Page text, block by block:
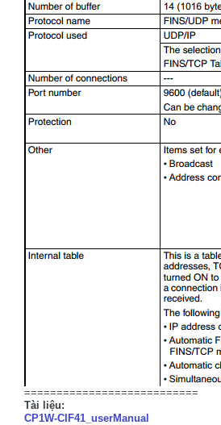
===========================
Tài liệu:
CP1W-CIF41_userManual